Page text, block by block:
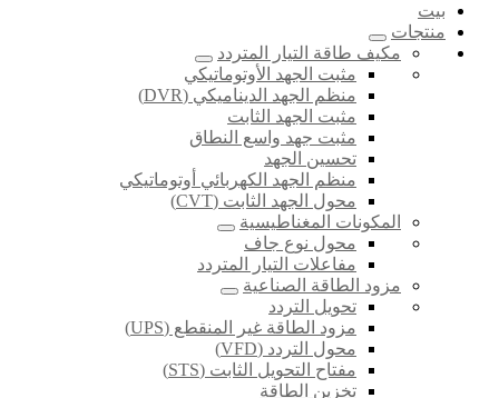
بيت
منتجات
مكيف طاقة التيار المتردد
مثبت الجهد الأوتوماتيكي
منظم الجهد الديناميكي (DVR)
مثبت الجهد الثابت
مثبت جهد واسع النطاق
تحسين الجهد
منظم الجهد الكهربائي أوتوماتيكي
محول الجهد الثابت (CVT)
المكونات المغناطيسية
محول نوع جاف
مفاعلات التيار المتردد
مزود الطاقة الصناعية
تحويل التردد
مزود الطاقة غير المنقطع (UPS)
محول التردد (VFD)
مفتاح التحويل الثابت (STS)
تخزين الطاقة